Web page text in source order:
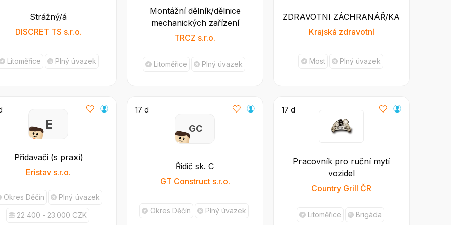
Strážný/á
DISCRET TS s.r.o.
Litoměřice Plný úvazek
Montážní dělník/dělnice
mechanických zařízení
TRCZ s.r.o.
Litoměřice Plný úvazek
ZDRAVOTNI ZÁCHRANÁŘ/KA
Krajská zdravotní
Most Plný úvazek
E
Přidavači (s praxí)
Eristav s.r.o.
Okres Děčín Plný úvazek
22 400 - 23.000 CZK
17 d
G C
Řidič sk. C
GT Construct s.r.o.
Okres Děčín Plný úvazek
17 d
Pracovník pro ruční mytí
vozidel
Country Grill ČR
Litoměřice Brigáda